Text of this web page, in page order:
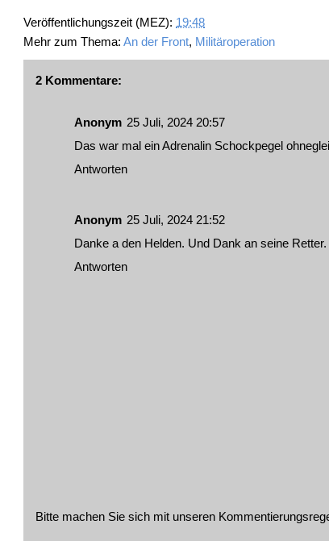
Veröffentlichungszeit (MEZ): 19:48
Mehr zum Thema: An der Front, Militäroperation
2 Kommentare:
Anonym 25 Juli, 2024 20:57
Das war mal ein Adrenalin Schockpegel
Antworten
Anonym 25 Juli, 2024 21:52
Danke a den Helden. Und Dank an seine Retter.
Antworten
Bitte machen Sie sich mit unseren